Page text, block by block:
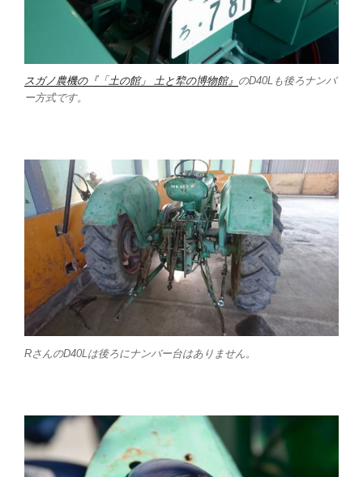
スガノ農機の『「土の館」 土と犂の博物館』 のD40Lも後ろナンバ
ー方式です。
RさんのD40Lは後ろにナンバー台はありません。